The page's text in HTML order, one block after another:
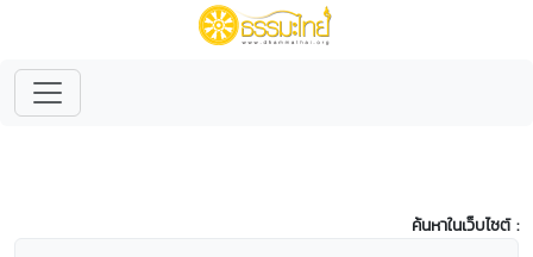
ค้นหาในเว็บไซต์ :